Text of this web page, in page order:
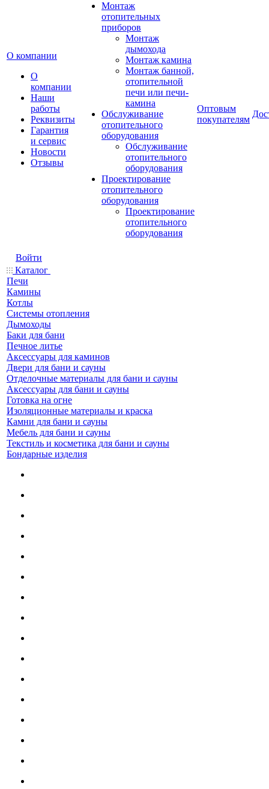
О компании
О
компании
Наши
работы
Реквизиты
Гарантия
и сервис
Новости
Отзывы
Монтаж
отопительных
приборов
Монтаж
дымохода
Монтаж камина
Монтаж банной,
отопительной
печи или печи-
камина
Обслуживание
отопительного
оборудования
Обслуживание
отопительного
оборудования
Проектирование
отопительного
оборудования
Проектирование
отопительного
оборудования
Оптовым
покупателям
Войти
Каталог
Печи
Камины
Котлы
Системы отопления
Дымоходы
Баки для бани
Печное литье
Аксессуары для каминов
Двери для бани и сауны
Отделочные материалы для бани и сауны
Аксессуары для бани и сауны
Готовка на огне
Изоляционные материалы и краска
Камни для бани и сауны
Мебель для бани и сауны
Текстиль и косметика для бани и сауны
Бондарные изделия